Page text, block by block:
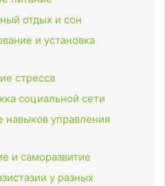
отдых и сон
и установка
стресса
социальной сети
навыков управления
и саморазвитие
у разных